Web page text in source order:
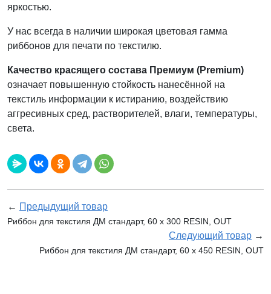
яркостью.
У нас всегда в наличии широкая цветовая гамма
риббонов для печати по текстилю.
Качество красящего состава Премиум (Premium)
означает повышенную стойкость нанесённой на
текстиль информации к истиранию, воздействию
аггресивных сред, растворителей, влаги, температуры,
света.
← Предыдущий товар
Риббон для текстиля ДМ стандарт, 60 х 300 RESIN, OUT
Следующий товар →
Риббон для текстиля ДМ стандарт, 60 х 450 RESIN, OUT